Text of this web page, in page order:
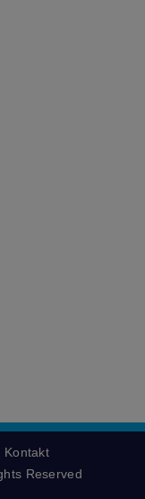
Kontakt
Reserved